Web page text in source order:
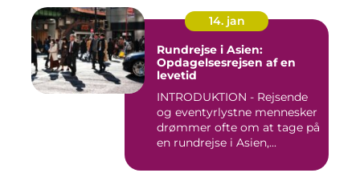
14. jan
Rundrejse i Asien:
Opdagelsesrejsen af en
levetid
INTRODUKTION - Rejsende
og eventyrlystne mennesker
drømmer ofte om at tage på
en rundrejse i Asien,...